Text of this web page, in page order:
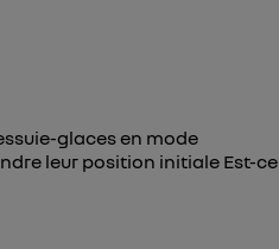
glaces en mode
leur position initiale Est-ce